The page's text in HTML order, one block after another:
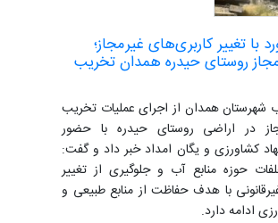
با تغییر کاربری‌های غیرمجاز؛
روستای حیدره همدان تخریب
شهرستان همدان از اجرای عملیات تخریب
در اراضی روستای حیدره با حضور
کشاورزی و یگان امداد خبر داد و گفت:
حوزه منابع آب و جلوگیری از تغییر
با هدف حفاظت از منابع طبیعی و
ادامه دارد.